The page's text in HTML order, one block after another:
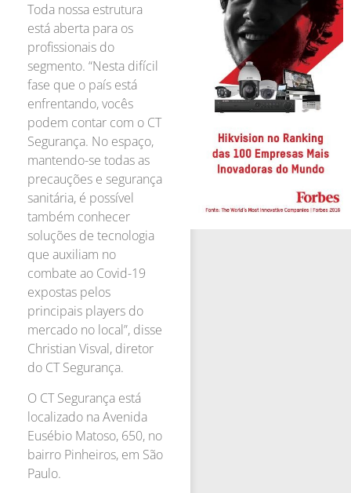
Toda nossa estrutura
está aberta para os
profissionais do
segmento. “Nesta difícil
fase que o país está
enfrentando, vocês
podem contar com o CT
Segurança. No espaço,
mantendo-se todas as
precauções e segurança
sanitária, é possível
também conhecer
soluções de tecnologia
que auxiliam no
combate ao Covid-19
expostas pelos
principais players do
mercado no local”, disse
Christian Visval, diretor
do CT Segurança.
O CT Segurança está
localizado na Avenida
Eusébio Matoso, 650, no
bairro Pinheiros, em São
Paulo.